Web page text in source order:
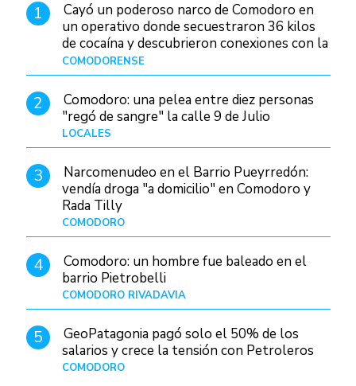
1
Cayó un poderoso narco de Comodoro en
un operativo donde secuestraron 36 kilos
de cocaína y descubrieron conexiones con la
Patagonia
COMODORENSE
2
Comodoro: una pelea entre diez personas
"regó de sangre" la calle 9 de Julio
LOCALES
3
Narcomenudeo en el Barrio Pueyrredón:
vendía droga "a domicilio" en Comodoro y
Rada Tilly
COMODORO
4
Comodoro: un hombre fue baleado en el
barrio Pietrobelli
COMODORO RIVADAVIA
5
GeoPatagonia pagó solo el 50% de los
salarios y crece la tensión con Petroleros
COMODORO